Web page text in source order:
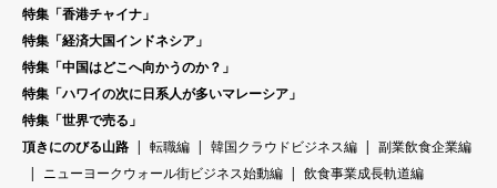
特集「香港チャイナ」
特集「経済大国インドネシア」
特集「中国はどこへ向かうのか？」
特集「ハワイの次に日系人が多いマレーシア」
特集「世界で売る」
頂きにのびる山路
転職編 韓国クラウドビジネス編
副業飲食企業編
ニューヨークウォール街ビジネス始動編
飲食事業成長軌道編